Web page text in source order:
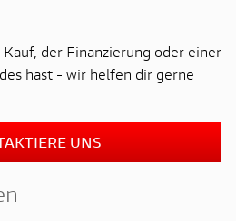
der Finanzierung oder einer
hast - wir helfen dir gerne
UNS